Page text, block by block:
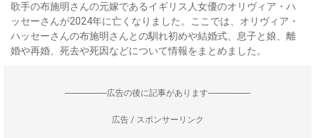
歌手の布施明さんの元嫁であるイギリス人女優のオリヴィア・ハ
ッセーさんが2024年に亡くなりました。ここでは、オリヴィア・
ハッセーさんの布施明さんとの馴れ初めや結婚式、息子と娘、離
婚や再婚、死去や死因などについて情報をまとめました。
--------------------広告の後に記事があります--------------------
広告 / スポンサーリンク